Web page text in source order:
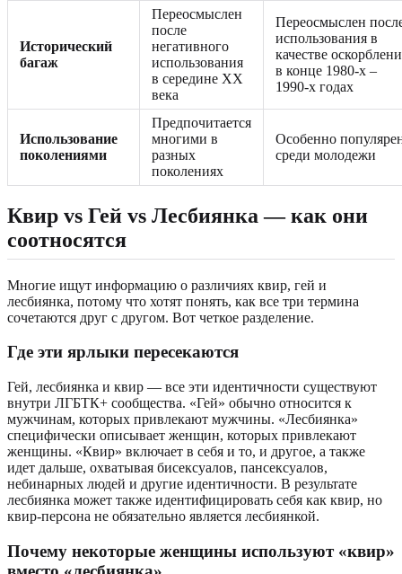
Исторический
багаж
Переосмыслен
после
негативного
использования
в середине XX
века
Переосмыслен
использования в
качестве
в конце 1980-х –
1990-х годах
Использование
поколениями
Предпочитается
многими в
разных
поколениях
Особенно
среди молодежи
Квир vs Гей vs Лесбиянка — как они
соотносятся
Многие ищут информацию о различиях квир, гей и
лесбиянка, потому что хотят понять, как все три термина
сочетаются друг с другом. Вот четкое разделение.
Где эти ярлыки пересекаются
Гей, лесбиянка и квир — все эти идентичности существуют
внутри ЛГБТК+ сообщества. «Гей» обычно относится к
мужчинам, которых привлекают мужчины. «Лесбиянка»
специфически описывает женщин, которых привлекают
женщины. «Квир» включает в себя и то, и другое, а также
идет дальше, охватывая бисексуалов, пансексуалов,
небинарных людей и другие идентичности. В результате
лесбиянка может также идентифицировать себя как квир, но
квир-персона не обязательно является лесбиянкой.
Почему некоторые женщины используют «квир»